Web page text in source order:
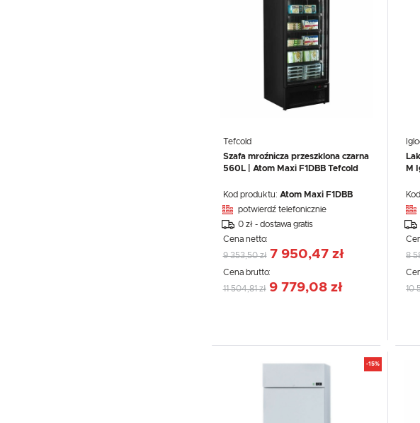
Tefcold
Szafa mroźnicza przeszklona czarna
560L | Atom Maxi F1DBB Tefcold
Kod produktu: Atom Maxi F1DBB
potwierdź telefonicznie
0 zł - dostawa gratis
Cena netto:
9 353,50 zł 7 950,47 zł
Cena brutto:
11 504,81 zł 9 779,08 zł
M
8
10
-15%